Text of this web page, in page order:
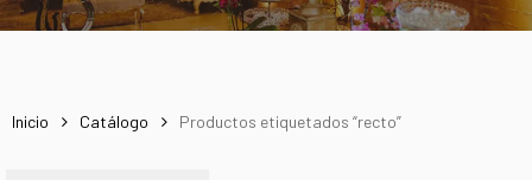
Inicio Catálogo Productos etiquetados “recto”